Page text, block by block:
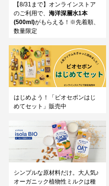
【8/31まで】オンラインストア
のご利用で、 海洋深層水1本
(500ml)がもらえる！※先着順、
数量限定
はじめよう！「ビオセボンはじ
めてセット」販売中
シンプルな原材料だけ。大人気♪
オーガニック植物性ミルクは種